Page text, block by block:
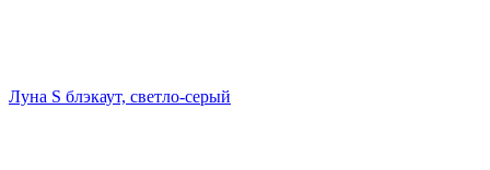
Луна S блэкаут, светло-серый